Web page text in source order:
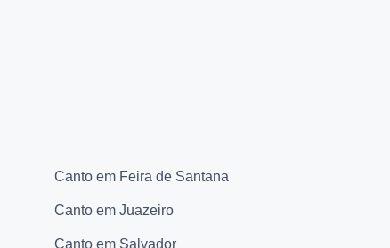
Canto em Feira de Santana
Canto em Juazeiro
Canto em Salvador